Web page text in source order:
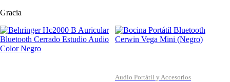
Gracia
Audio Portátil y Accesorios